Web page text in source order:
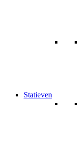
Statieven